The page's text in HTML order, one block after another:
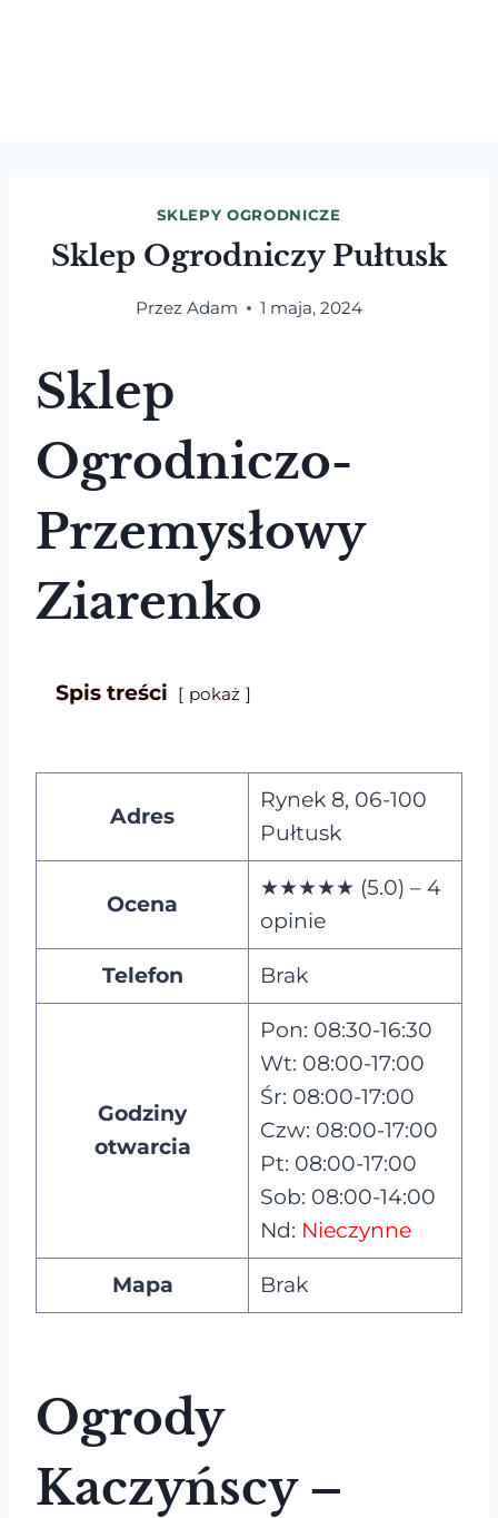
SKLEPY OGRODNICZE
Sklep Ogrodniczy Pułtusk
Przez Adam 1 maja, 2024
Sklep
Ogrodniczo-
Przemysłowy
Ziarenko
Spis treści pokaż
Adres
Rynek 8, 06-100
Pułtusk
Ocena
★★★★★ (5.0) – 4
opinie
Telefon Brak
Godziny
otwarcia
Pon: 08:30-16:30
Wt: 08:00-17:00
Śr: 08:00-17:00
Czw: 08:00-17:00
Pt: 08:00-17:00
Sob: 08:00-14:00
Nd: Nieczynne
Mapa Brak
Ogrody
Kaczyńscy –